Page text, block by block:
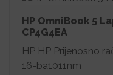
HP OmniBook 5
CP4G4EA
HP HP Prijenosno
16-ba1011nm